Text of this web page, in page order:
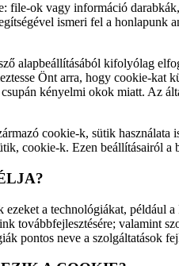
file-ok vagy információ
ismeri fel a honlapunk
alapbeállításából kifolyólag
Önt arra, hogy cookie-
kényelmi okok miatt. Az
cookie-k, sütik
cookie-k. Ezen beállításairól
a technológiákat, például
továbbfejlesztésére; valamint
pontos neve a szolgáltatások